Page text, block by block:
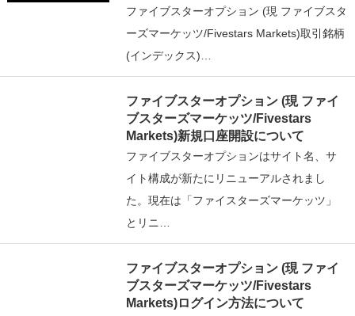
ファイブスターオプション (現 ファイブスタ
ーズマーケッツ/Fivestars Markets)取引銘柄
(インデックス)…
ファイブスターオプション (現 ファイ
ブスターズマーケッツ/Fivestars
Markets)新規口座開設について
ファイブスターオプションはサイト名、サ
イト構成が新たにリニューアルされまし
た。現在は「ファイスターズマーケッツ」
とリニ…
ファイブスターオプション (現 ファイ
ブスターズマーケッツ/Fivestars
Markets)ログイン方法について